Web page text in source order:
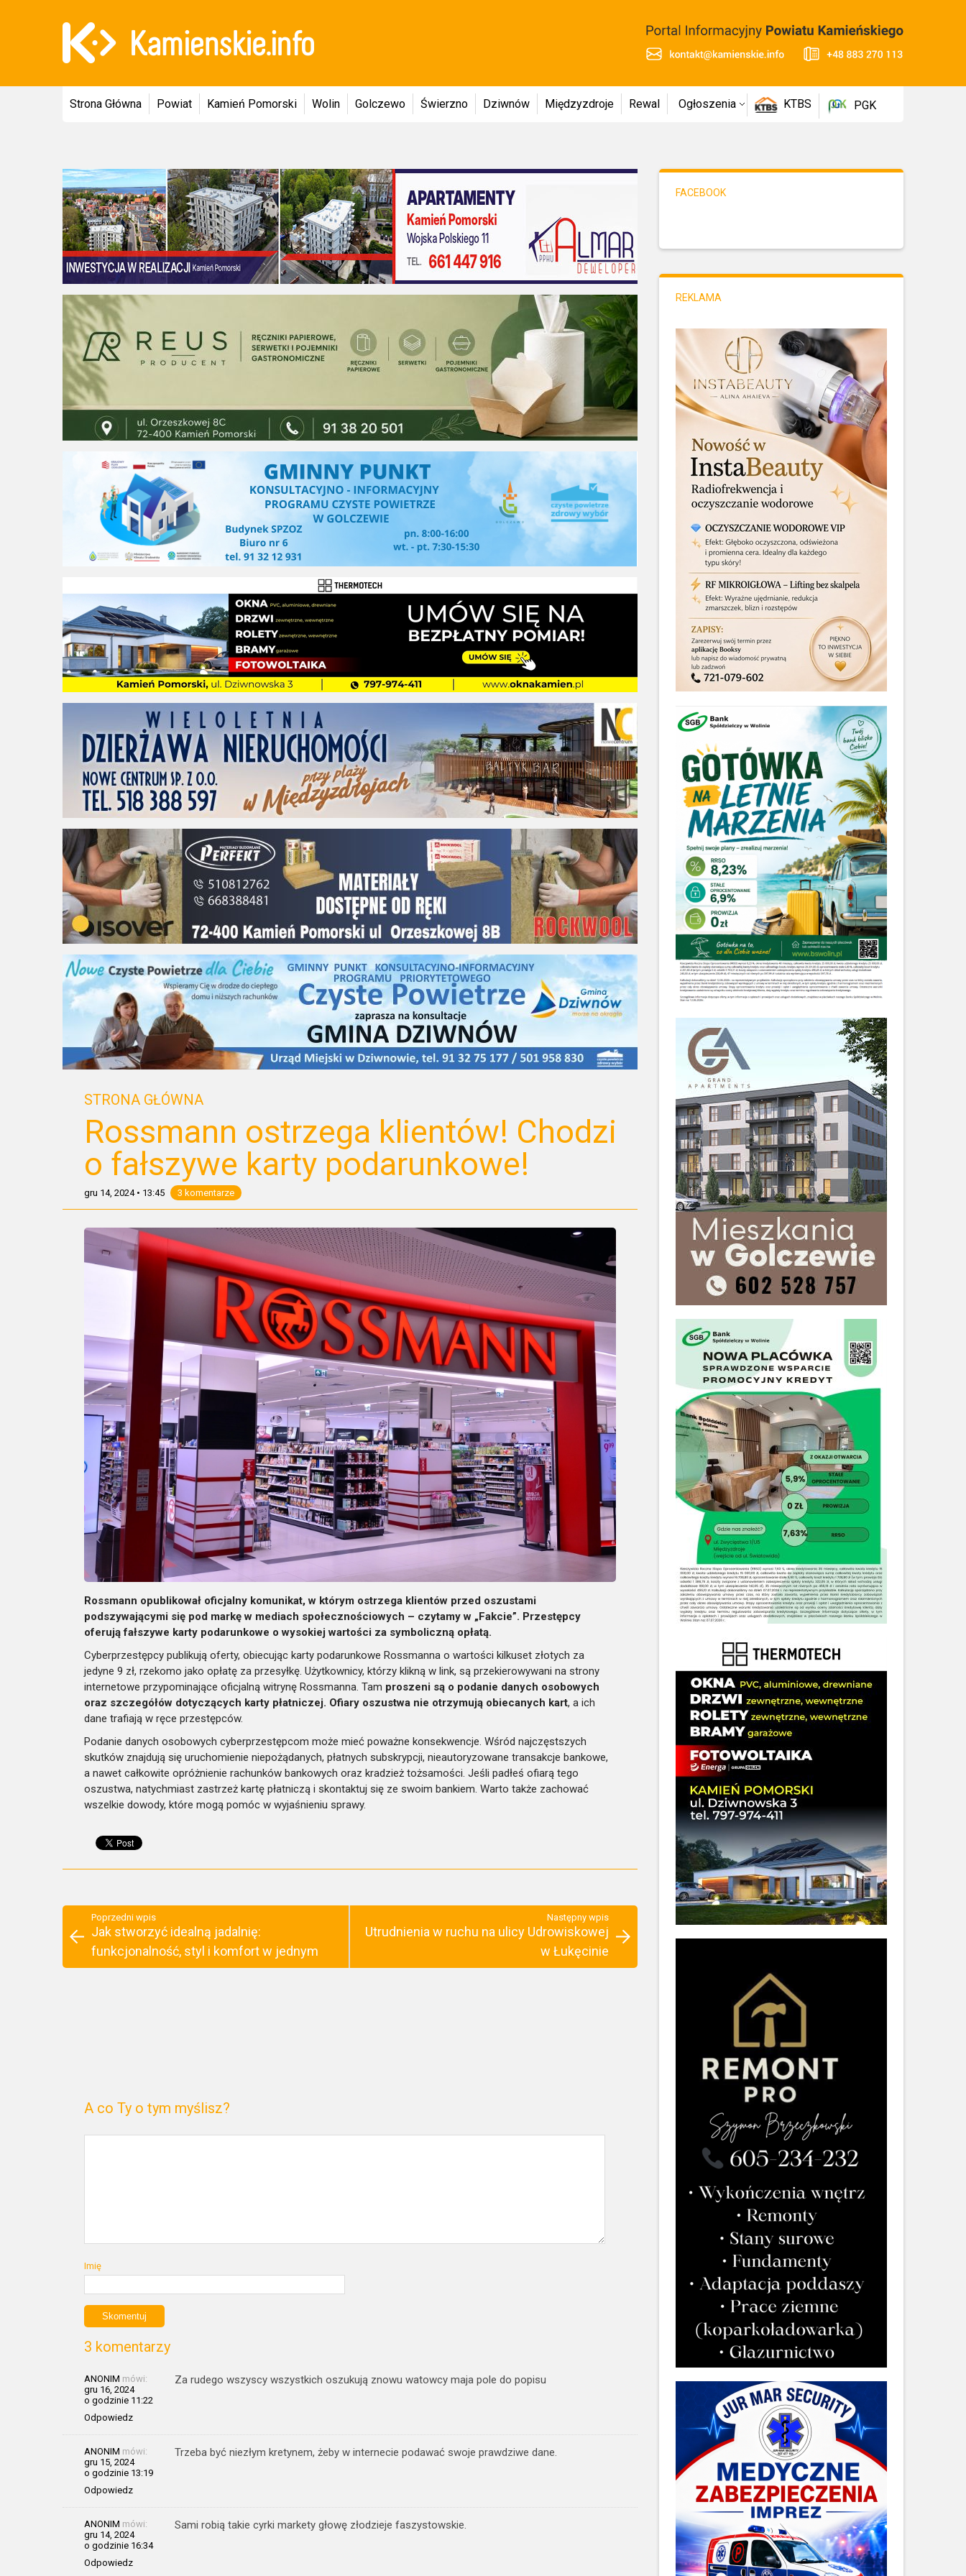
Strona Główna Powiat Kamień Pomorski Wolin Golczewo Świerzno Dziwnów Międzyzdroje Rewal Ogłoszenia KTBS PGK
STRONA GŁÓWNA
Rossmann ostrzega klientów! Chodzi
o fałszywe karty podarunkowe!
gru 14, 2024• 13:45 3 komentarze
Rossmann opublikował oficjalny komunikat, w którym ostrzega klientów przed oszustami
podszywającymi się pod markę w mediach społecznościowych – czytamy w „Fakcie”. Przestępcy
oferują fałszywe karty podarunkowe o wysokiej wartości za symboliczną opłatą.
Cyberprzestępcy publikują oferty, obiecując karty podarunkowe Rossmanna o wartości kilkuset złotych za
jedyne 9 zł, rzekomo jako opłatę za przesyłkę. Użytkownicy, którzy klikną w link, są przekierowywani na strony
internetowe przypominające oficjalną witrynę Rossmanna. Tam proszeni są o podanie danych osobowych
oraz szczegółów dotyczących karty płatniczej. Ofiary oszustwa nie otrzymują obiecanych kart, a ich
dane trafiają w ręce przestępców.
Podanie danych osobowych cyberprzestępcom może mieć poważne konsekwencje. Wśród najczęstszych
skutków znajdują się uruchomienie niepożądanych, płatnych subskrypcji, nieautoryzowane transakcje bankowe,
a nawet całkowite opróżnienie rachunków bankowych oraz kradzież tożsamości. Jeśli padłeś ofiarą tego
oszustwa, natychmiast zastrzeż kartę płatniczą i skontaktuj się ze swoim bankiem. Warto także zachować
wszelkie dowody, które mogą pomóc w wyjaśnieniu sprawy.
Poprzedni wpis
Jak stworzyć idealną jadalnię:
funkcjonalność, styl i komfort w jednym
Następny wpis
Utrudnienia w ruchu na ulicy Udrowiskowej
w Łukęcinie
A co Ty o tym myślisz?
Imię
3 komentarzy
ANONIM mówi:
gru 16, 2024
o godzinie 11:22
Odpowiedz
Za rudego wszyscy wszystkich oszukują znowu watowcy maja pole do popisu
ANONIM mówi:
gru 15, 2024
o godzinie 13:19
Odpowiedz
Trzeba być niezłym kretynem, żeby w internecie podawać swoje prawdziwe dane.
ANONIM mówi:
gru 14, 2024
o godzinie 16:34
Odpowiedz
Sami robią takie cyrki markety głowę złodzieje faszystowskie.
FACEBOOK
REKLAMA